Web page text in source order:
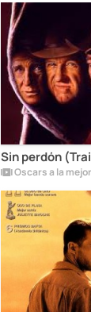
Sin perdón
Oscars a la